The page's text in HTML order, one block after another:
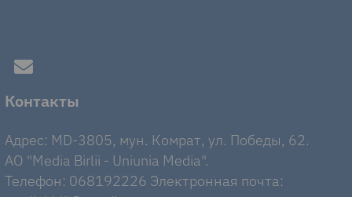
Контакты
Адрес: MD-3805, мун. Комрат, ул. Победы, 62.
AO "Media Birlii - Uniunia Media".
Телефон: 068192226 Электронная почта: